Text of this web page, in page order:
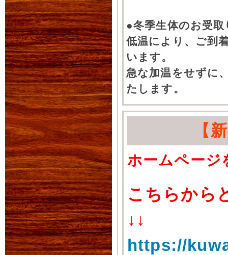
●冬季生体のお受
低温により、ご到
います。
急な加温をせずに
たします。
【
ホームページ
こちらから
↓↓
https://